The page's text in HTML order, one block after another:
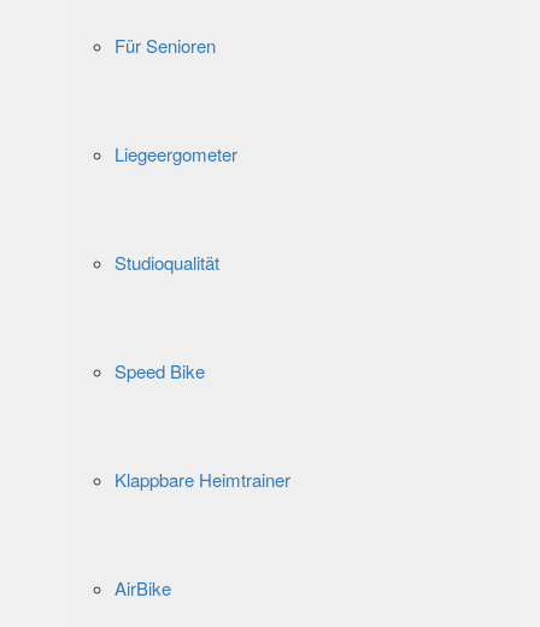
Für Senioren
Liegeergometer
Studioqualität
Speed Bike
Klappbare Heimtrainer
AirBike